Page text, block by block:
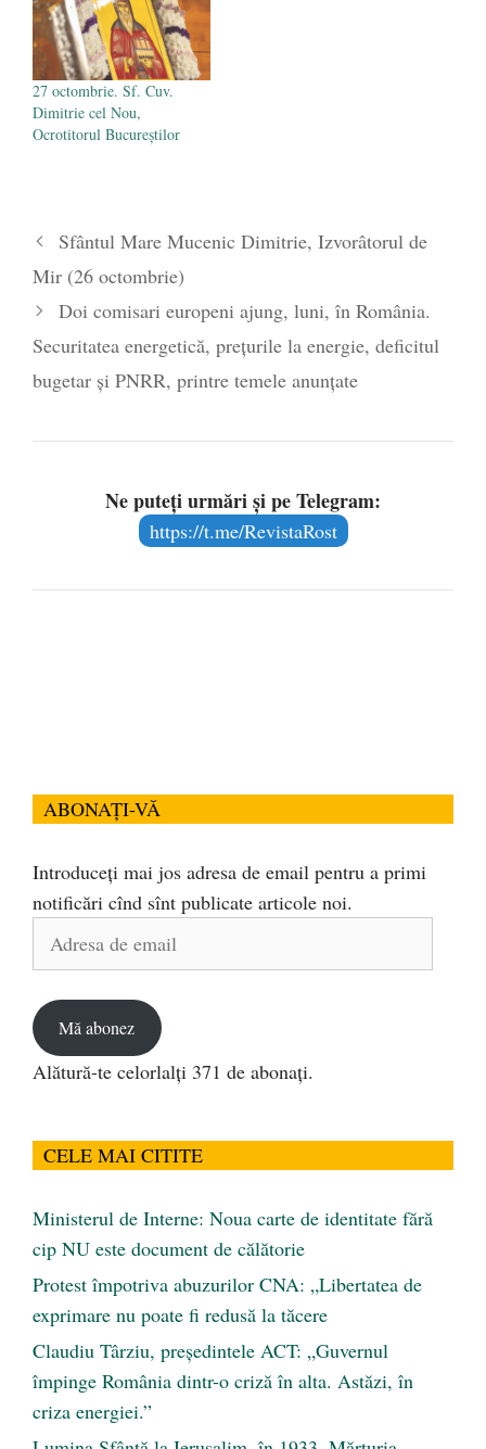
27 octombrie. Sf. Cuv.
Dimitrie cel Nou,
Ocrotitorul Bucureştilor
Sfântul Mare Mucenic Dimitrie, Izvorâtorul de
Mir (26 octombrie)
Doi comisari europeni ajung, luni, în România.
Securitatea energetică, prețurile la energie, deficitul
bugetar și PNRR, printre temele anunțate
Ne puteți urmări și pe Telegram:
https://t.me/RevistaRost
ABONAȚI-VĂ
Introduceți mai jos adresa de email pentru a primi
notificări cînd sînt publicate articole noi.
Adresa
Mă abonez
Alătură-te celorlalți 371 de abonați.
CELE MAI CITITE
Ministerul de Interne: Noua carte de identitate fără
cip NU este document de călătorie
Protest împotriva abuzurilor CNA: „Libertatea de
exprimare nu poate fi redusă la tăcere
Claudiu Târziu, președintele ACT: „Guvernul
împinge România dintr-o criză în alta. Astăzi, în
criza energiei.”